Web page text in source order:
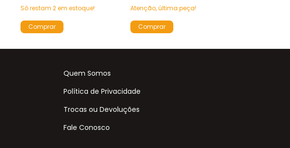
Só restam2em estoque!
Atenção, última peça!
Quem Somos
Política de Privacidade
Trocas ou Devoluções
Fale Conosco